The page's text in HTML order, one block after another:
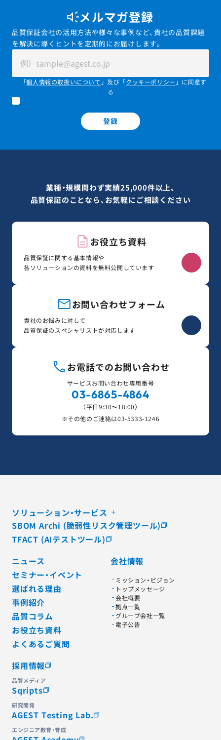
メルマガ登録
品質保証会社の活用方法や様々な事例など、貴社の品質課題
を解決に導くヒントを定期的にお届けします。
「個人情報の取扱いについて 」及び「クッキーポリシー 」に同意す
る
登録
業種・規模問わず実績25,000件以上、
品質保証のことなら、お気軽にご相談ください
お役立ち資料
品質保証に関する基本情報や
各ソリューションの資料を無料公開しています
お問い合わせフォーム
貴社のお悩みに対して
品質保証のスペシャリストが対応します
お電話でのお問い合わせ
サービスお問い合わせ専用番号
03-6865-4864
（平日9:30〜18:00）
※その他のご連絡は03-5333-1246
ソリューション・サービス
SBOM Archi (脆弱性リスク管理ツール)
TFACT (AIテストツール)
ニュース
セミナー・イベント
選ばれる理由
事例紹介
品質コラム
お役立ち資料
よくあるご質問
会社情報
ミッション・ビジョン
トップメッセージ
会社概要
拠点一覧
グループ会社一覧
電子公告
採用情報
品質メディア
Sqripts
研究開発
AGEST Testing Lab.
エンジニア教育・育成